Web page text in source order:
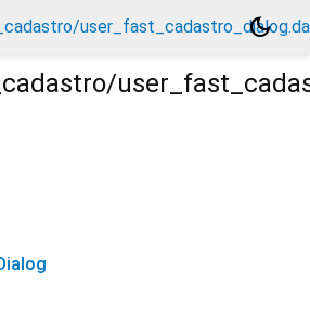
dark_mode